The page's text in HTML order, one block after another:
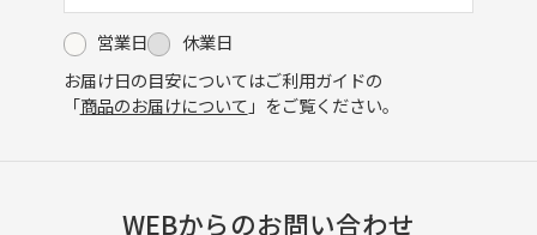
営業日
休業日
お届け日の目安についてはご利用ガイドの
「商品のお届けについて 」をご覧ください。
WEBからのお問い合わせ